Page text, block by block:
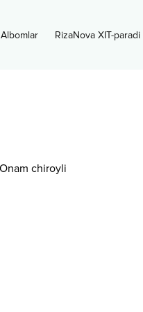
Albomlar RizaNova XIT-paradi